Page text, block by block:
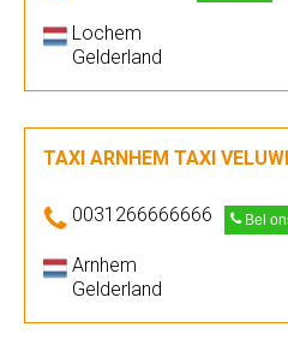
Lochem
Gelderland
TAXI ARNHEM TAXI
0031266666666 Bel
Arnhem
Gelderland